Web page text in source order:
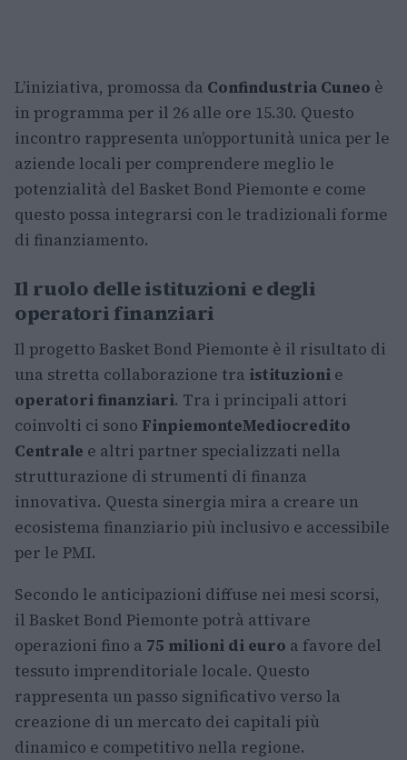
L’iniziativa, promossa da Confindustria Cuneo è
in programma per il 26 alle ore 15.30. Questo
incontro rappresenta un’opportunità unica per le
aziende locali per comprendere meglio le
potenzialità del Basket Bond Piemonte e come
questo possa integrarsi con le tradizionali forme
di finanziamento.
Il ruolo delle istituzioni e degli
operatori finanziari
Il progetto Basket Bond Piemonte è il risultato di
una stretta collaborazione tra istituzioni e
operatori finanziari. Tra i principali attori
coinvolti ci sono FinpiemonteMediocredito
Centrale e altri partner specializzati nella
strutturazione di strumenti di finanza
innovativa. Questa sinergia mira a creare un
ecosistema finanziario più inclusivo e accessibile
per le PMI.
Secondo le anticipazioni diffuse nei mesi scorsi,
il Basket Bond Piemonte potrà attivare
operazioni fino a 75 milioni di euro a favore del
tessuto imprenditoriale locale. Questo
rappresenta un passo significativo verso la
creazione di un mercato dei capitali più
dinamico e competitivo nella regione.